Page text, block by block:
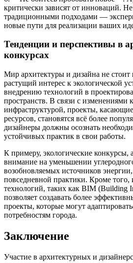
критически зависят от инноваций.
традиционными подходами —
новые пути для реализации ваших
Тенденции и перспективы в
конкурсах
Мир архитектуры и дизайна не стоит
растущий интерес к экологической
внедрению технологий в
пространств. В связи с изменениями
инфраструктурой, проекты,
ресурсов, становятся всё более
дизайнеры должны осознать
устойчивых практик в свои работы.
К примеру, экологические
внимание на уменьшении
возобновляемых источников
повседневной практики. Кроме того,
технологий, таких как BIM (Building
позволяет создавать более
проекты, которые могут
потребностям города.
Заключение
Участие в архитектурных и